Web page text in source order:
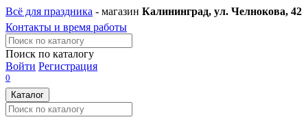
Всё для праздника - магазин Калининград, ул. Челнокова, 42
Контакты и время работы
Поиск по каталогу
Войти Регистрация
0
Каталог